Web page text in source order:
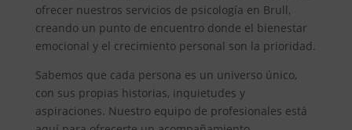
ofrecer nuestros servicios de psicología en Brull,
creando un punto de encuentro donde el bienestar
emocional y el crecimiento personal son la prioridad.
Sabemos que cada persona es un universo único,
con sus propias historias, inquietudes y
aspiraciones. Nuestro equipo de profesionales está